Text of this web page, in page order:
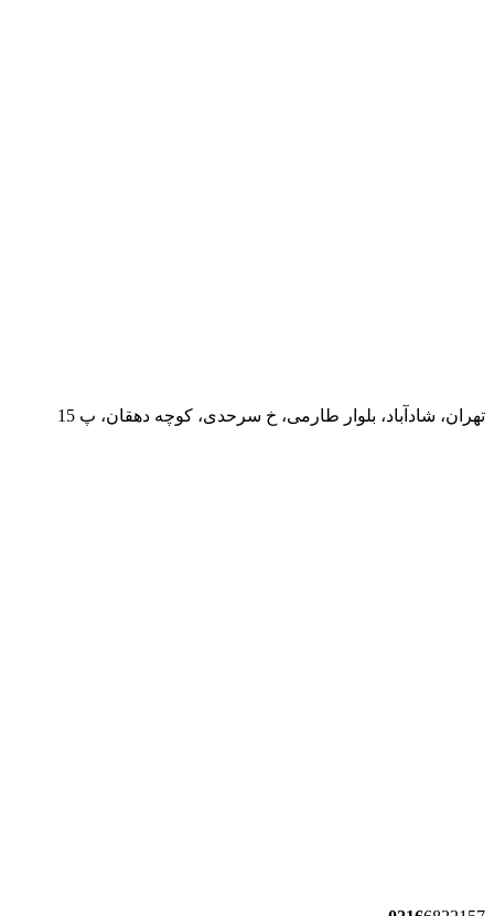
تهران، شادآباد، بلوار طارمی، خ سرحدی، کوچه دهقان، پ 15